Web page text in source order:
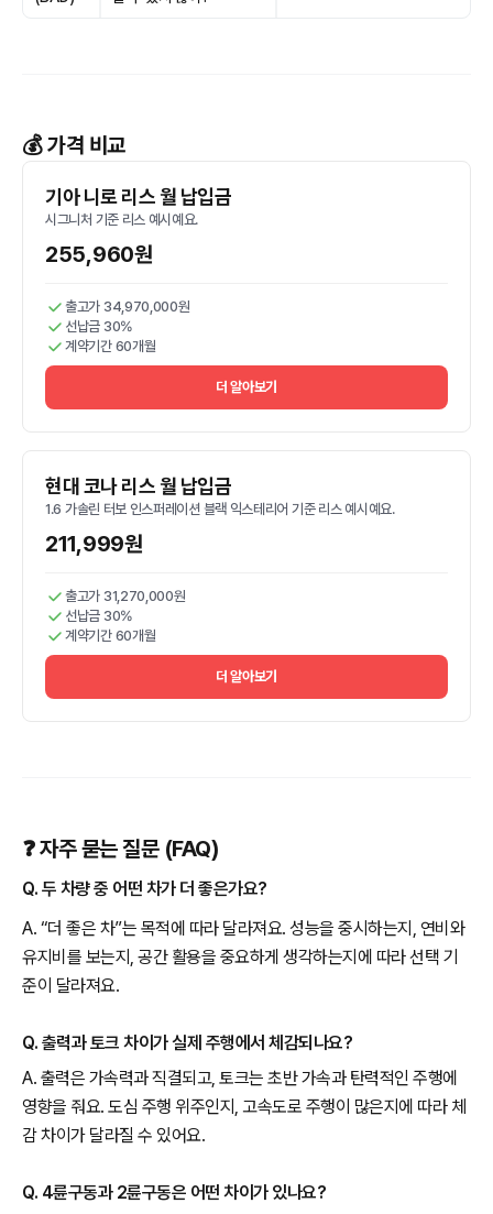
💰 가격 비교
기아 니로 리스 월 납입금
시그니처 기준 리스 예시예요.
255,960원
출고가 34,970,000원
선납금 30%
계약기간 60개월
더 알아보기
현대 코나 리스 월 납입금
1.6 가솔린 터보 인스퍼레이션 블랙 익스테리어 기준 리스 예시예요.
211,999원
출고가 31,270,000원
선납금 30%
계약기간 60개월
더 알아보기
❓ 자주 묻는 질문 (FAQ)
Q. 두 차량 중 어떤 차가 더 좋은가요?
A. “더 좋은 차”는 목적에 따라 달라져요. 성능을 중시하는지, 연비와
유지비를 보는지, 공간 활용을 중요하게 생각하는지에 따라 선택 기
준이 달라져요.
Q. 출력과 토크 차이가 실제 주행에서 체감되나요?
A. 출력은 가속력과 직결되고, 토크는 초반 가속과 탄력적인 주행에
영향을 줘요. 도심 주행 위주인지, 고속도로 주행이 많은지에 따라 체
감 차이가 달라질 수 있어요.
Q. 4륜구동과 2륜구동은 어떤 차이가 있나요?